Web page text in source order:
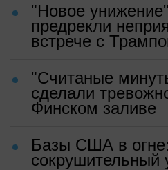
"Новое
предрекли
встрече с
"Считаные
сделали
Финском заливе
Базы США в
сокрушительный